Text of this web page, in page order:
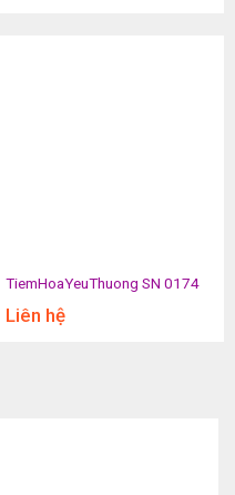
TiemHoaYeuThuong SN 0174
Liên hệ